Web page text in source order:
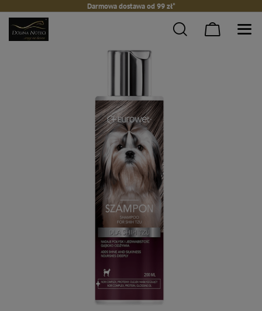
Darmowa dostawa od 99 zł*